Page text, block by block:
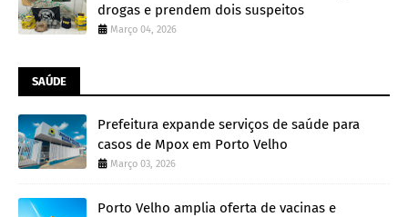
drogas e prendem dois suspeitos
Março 04, 2026
SAÚDE
Prefeitura expande serviços de saúde para
casos de Mpox em Porto Velho
Março 03, 2026
Porto Velho amplia oferta de vacinas e